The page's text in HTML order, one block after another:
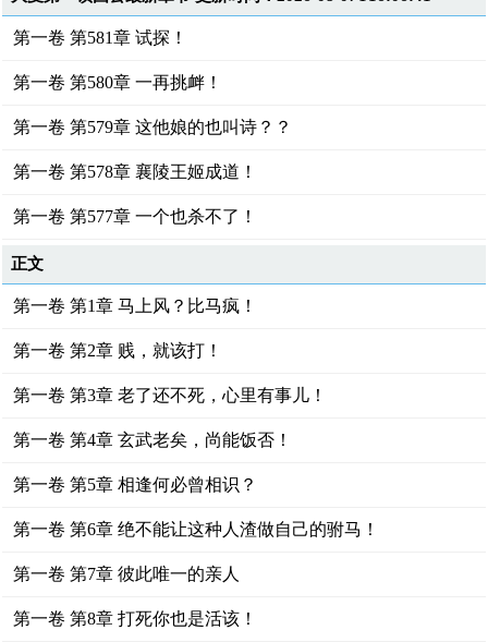
第一卷 第581章 试探！
第一卷 第580章 一再挑衅！
第一卷 第579章 这他娘的也叫诗？？
第一卷 第578章 襄陵王姬成道！
第一卷 第577章 一个也杀不了！
正文
第一卷 第1章 马上风？比马疯！
第一卷 第2章 贱，就该打！
第一卷 第3章 老了还不死，心里有事儿！
第一卷 第4章 玄武老矣，尚能饭否！
第一卷 第5章 相逢何必曾相识？
第一卷 第6章 绝不能让这种人渣做自己的驸马！
第一卷 第7章 彼此唯一的亲人
第一卷 第8章 打死你也是活该！